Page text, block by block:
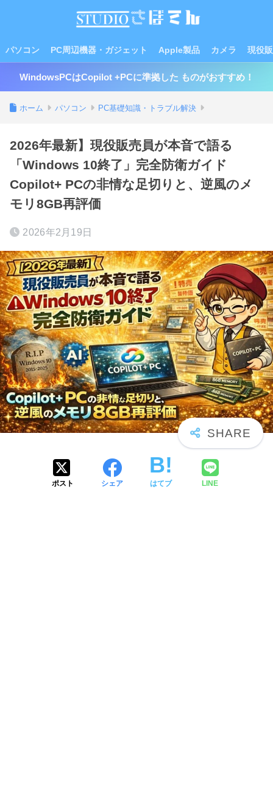
パソコン PC周辺機器・ガジェット Apple製品 カメラ 現役
WindowsPCはCopilot +PCに準拠した ものがおすすめ！
ホーム パソコン PC基礎知識・トラブル解決
2026年最新】現役販売員が本音で語る
「Windows 10終了」完全防衛ガイド
Copilot+ PCの非情な足切りと、逆風のメ
モリ8GB再評価
2026年2月19日
ポスト シェア はてブ LINE